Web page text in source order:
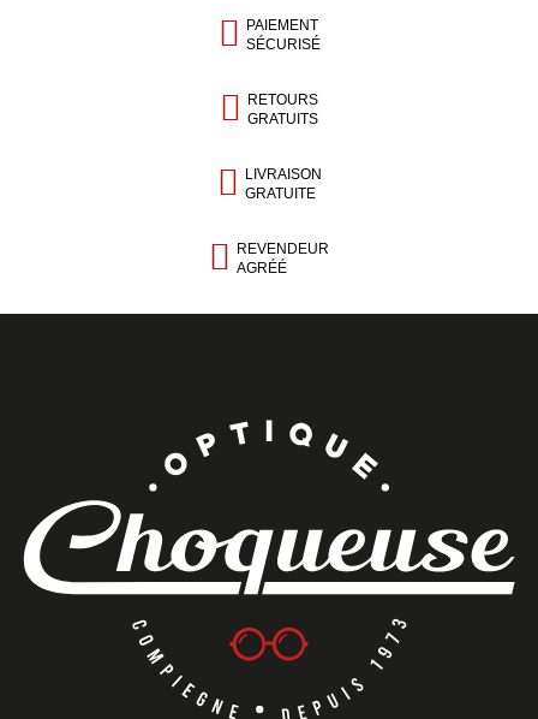
PAIEMENT
SÉCURISÉ
RETOURS
GRATUITS
LIVRAISON
GRATUITE
REVENDEUR
AGRÉÉ